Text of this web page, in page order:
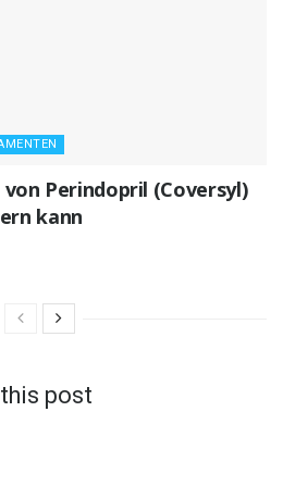
Perindopril (Coversyl)
kann
post